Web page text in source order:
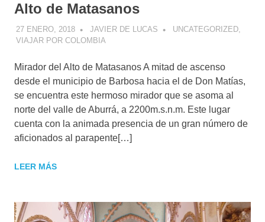
Alto de Matasanos
27 ENERO, 2018 JAVIER DE LUCAS UNCATEGORIZED,
VIAJAR POR COLOMBIA
Mirador del Alto de Matasanos A mitad de ascenso
desde el municipio de Barbosa hacia el de Don Matías,
se encuentra este hermoso mirador que se asoma al
norte del valle de Aburrá, a 2200m.s.n.m. Este lugar
cuenta con la animada presencia de un gran número de
aficionados al parapente[…]
LEER MÁS